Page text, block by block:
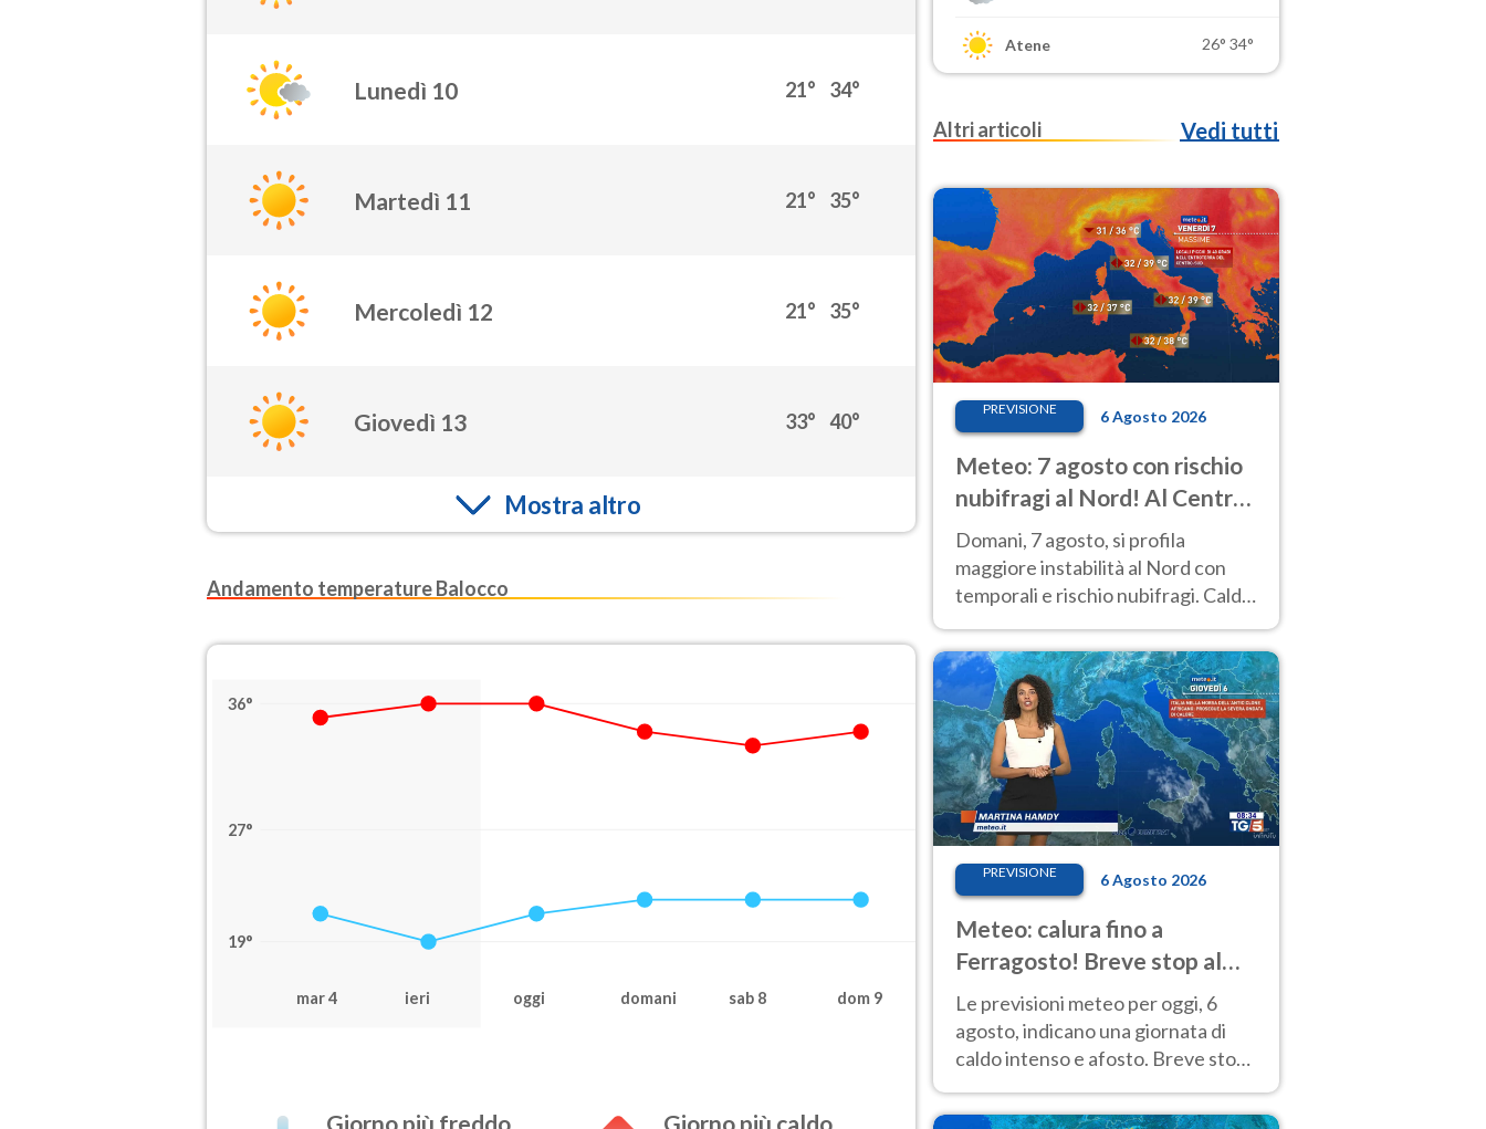
Lunedì 10 21° 34°
Martedì 11 21° 35°
Mercoledì 12 21° 35°
Giovedì 13 33° 40°
Mostra altro
Andamento temperature Balocco
36°
27°
19°
mar 4 ieri oggi domani sab 8 dom 9
Giorno più freddo Giorno più caldo
Atene 26° 34°
Altri articoli Vedi tutti
PREVISIONE 6 Agosto 2026
Meteo: 7 agosto con rischio
nubifragi al Nord! Al Centro-
Sud caldo estremo
Domani, 7 agosto, si profila
maggiore instabilità al Nord con
temporali e rischio nubifragi. Caldo
previsioni.
PREVISIONE 6 Agosto 2026
Meteo: calura fino a
Ferragosto! Breve stop al
Nord tra 7 e 9 agosto
Le previsioni meteo per oggi, 6
agosto, indicano una giornata di
caldo intenso e afosto. Breve stop
Nord.